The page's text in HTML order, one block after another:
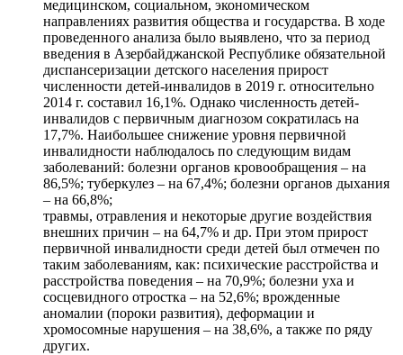
медицинском, социальном, экономическом
направлениях развития общества и государства. В ходе
проведенного анализа было выявлено, что за период
введения в Азербайджанской Республике обязательной
диспансеризации детского населения прирост
численности детей-инвалидов в 2019 г. относительно
2014 г. составил 16,1%. Однако численность детей-
инвалидов с первичным диагнозом сократилась на
17,7%. Наибольшее снижение уровня первичной
инвалидности наблюдалось по следующим видам
заболеваний: болезни органов кровообращения – на
86,5%; туберкулез – на 67,4%; болезни органов дыхания
– на 66,8%;
травмы, отравления и некоторые другие воздействия
внешних причин – на 64,7% и др. При этом прирост
первичной инвалидности среди детей был отмечен по
таким заболеваниям, как: психические расстройства и
расстройства поведения – на 70,9%; болезни уха и
сосцевидного отростка – на 52,6%; врожденные
аномалии (пороки развития), деформации и
хромосомные нарушения – на 38,6%, а также по ряду
других.